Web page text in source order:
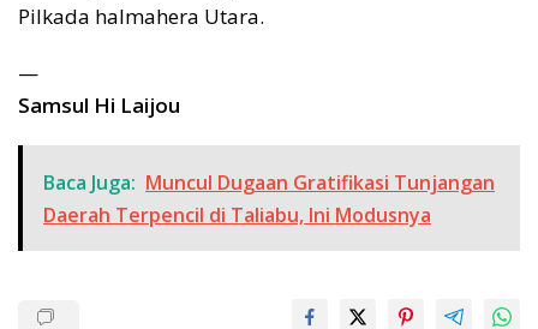
Pilkada halmahera Utara.
—
Samsul Hi Laijou
Baca Juga: Muncul Dugaan Gratifikasi Tunjangan
Daerah Terpencil di Taliabu, Ini Modusnya